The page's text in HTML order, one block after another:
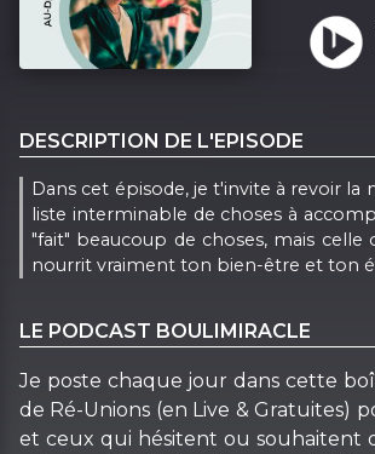
DESCRIPTION DE L'EPISODE
Dans cet épisode, je t'invite à revoir la
liste interminable de choses à
"fait" beaucoup de choses, mais
nourrit vraiment ton bien-être et ton
LE PODCAST BOULIMIRACLE
Je poste chaque jour dans cette
de Ré-Unions (en Live & Gratuites)
et ceux qui hésitent ou souhaitent